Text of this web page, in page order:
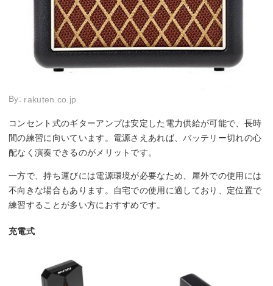
By: rakuten.co.jp
コンセント式のギターアンプは安定した電力供給が可能で、長時
間の練習に向いています。電源さえあれば、バッテリー切れの心
配なく演奏できるのがメリットです。
一方で、持ち運びには電源環境が必要なため、屋外での使用には
不向きな場合もあります。自宅での使用に適しており、定位置で
練習することが多い方におすすめです。
充電式